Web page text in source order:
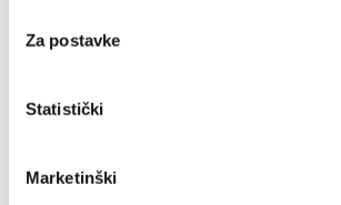
Za postavke
Statistički
Marketinški